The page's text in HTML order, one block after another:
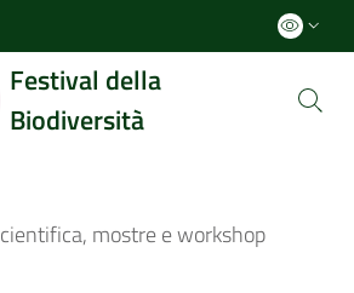
Festival della
Biodiversità
mostre e workshop